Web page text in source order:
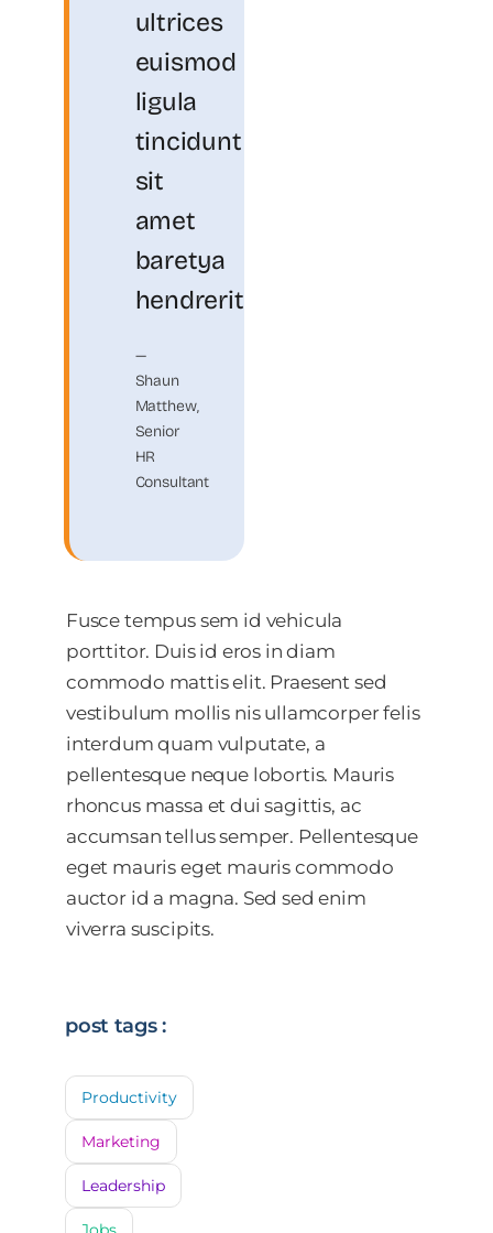
ultrices
euismod
ligula
tincidunt
sit
amet
baretya
hendrerit.
—
Shaun
Matthew,
Senior
HR
Consultant
Fusce tempus sem id vehicula
porttitor. Duis id eros in diam
commodo mattis elit. Praesent sed
vestibulum mollis nis ullamcorper felis
interdum quam vulputate, a
pellentesque neque lobortis. Mauris
rhoncus massa et dui sagittis, ac
accumsan tellus semper. Pellentesque
eget mauris eget mauris commodo
auctor id a magna. Sed sed enim
viverra suscipits.
post tags :
Productivity
Marketing
Leadership